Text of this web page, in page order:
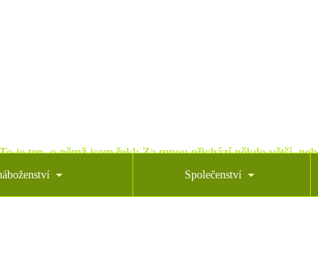
je ten, o němž jsem řekl: Za mnou přichází někdo větší,
Společenství